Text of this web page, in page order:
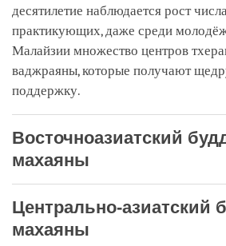
десятилетие наблюдается рост
практикующих, даже среди
Малайзии множество центров
ваджраяны, которые получают
поддержку.
Восточноазиатский
махаяны
Центрально-азиатский
махаяны